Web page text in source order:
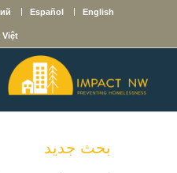
English
Español
Việt
بحث جديد